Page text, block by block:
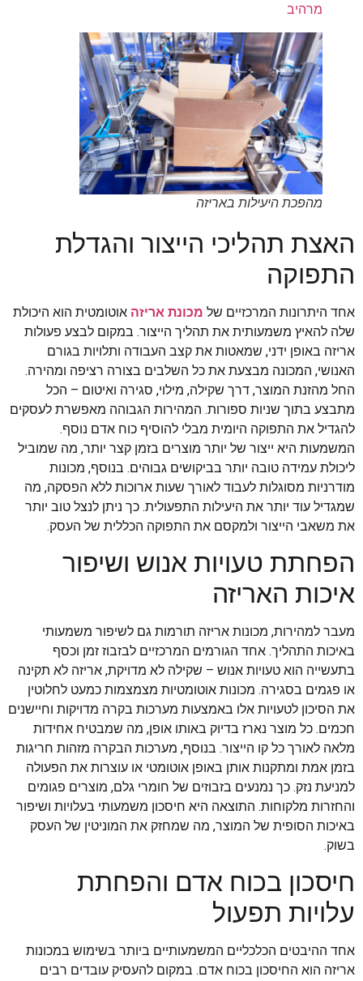
מרהיב
מהפכת היעילות באריזה
האצת תהליכי הייצור והגדלת
התפוקה
אחד היתרונות המרכזיים של מכונת אריזה אוטומטית הוא היכולת
שלה להאיץ משמעותית את תהליך הייצור. במקום לבצע פעולות
אריזה באופן ידני, שמאטות את קצב העבודה ותלויות בגורם
האנושי, המכונה מבצעת את כל השלבים בצורה רציפה ומהירה.
החל מהזנת המוצר, דרך שקילה, מילוי, סגירה ואיטום – הכל
מתבצע בתוך שניות ספורות. המהירות הגבוהה מאפשרת לעסקים
להגדיל את התפוקה היומית מבלי להוסיף כוח אדם נוסף.
המשמעות היא ייצור של יותר מוצרים בזמן קצר יותר, מה שמוביל
ליכולת עמידה טובה יותר בביקושים גבוהים. בנוסף, מכונות
מודרניות מסוגלות לעבוד לאורך שעות ארוכות ללא הפסקה, מה
שמגדיל עוד יותר את היעילות התפעולית. כך ניתן לנצל טוב יותר
את משאבי הייצור ולמקסם את התפוקה הכללית של העסק.
הפחתת טעויות אנוש ושיפור
איכות האריזה
מעבר למהירות, מכונות אריזה תורמות גם לשיפור משמעותי
באיכות התהליך. אחד הגורמים המרכזיים לבזבוז זמן וכסף
בתעשייה הוא טעויות אנוש – שקילה לא מדויקת, אריזה לא תקינה
או פגמים בסגירה. מכונות אוטומטיות מצמצמות כמעט לחלוטין
את הסיכון לטעויות אלו באמצעות מערכות בקרה מדויקות וחיישנים
חכמים. כל מוצר נארז בדיוק באותו אופן, מה שמבטיח אחידות
מלאה לאורך כל קו הייצור. בנוסף, מערכות הבקרה מזהות חריגות
בזמן אמת ומתקנות אותן באופן אוטומטי או עוצרות את הפעולה
למניעת נזק. כך נמנעים בזבוזים של חומרי גלם, מוצרים פגומים
והחזרות מלקוחות. התוצאה היא חיסכון משמעותי בעלויות ושיפור
באיכות הסופית של המוצר, מה שמחזק את המוניטין של העסק
בשוק.
חיסכון בכוח אדם והפחתת
עלויות תפעול
אחד ההיבטים הכלכליים המשמעותיים ביותר בשימוש במכונות
אריזה הוא החיסכון בכוח אדם. במקום להעסיק עובדים רבים